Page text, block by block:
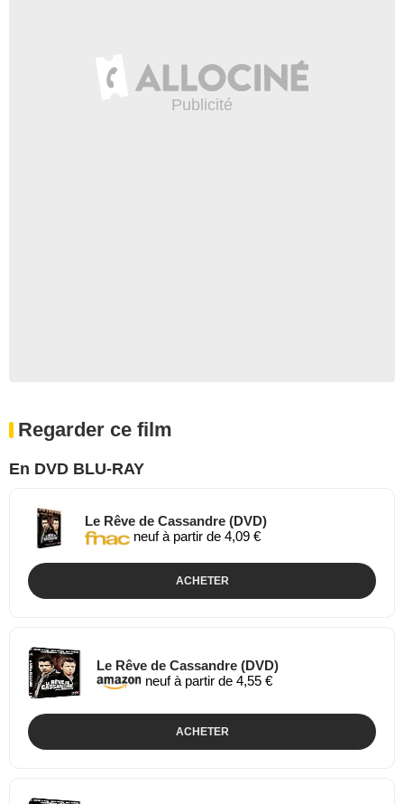
Regarder ce film
En DVD BLU-RAY
Le Rêve de Cassandre (DVD)
neuf à partir de 4,09 €
ACHETER
Le Rêve de Cassandre (DVD)
neuf à partir de 4,55 €
ACHETER